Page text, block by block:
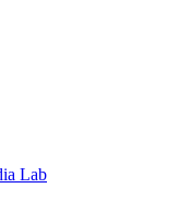
Lab